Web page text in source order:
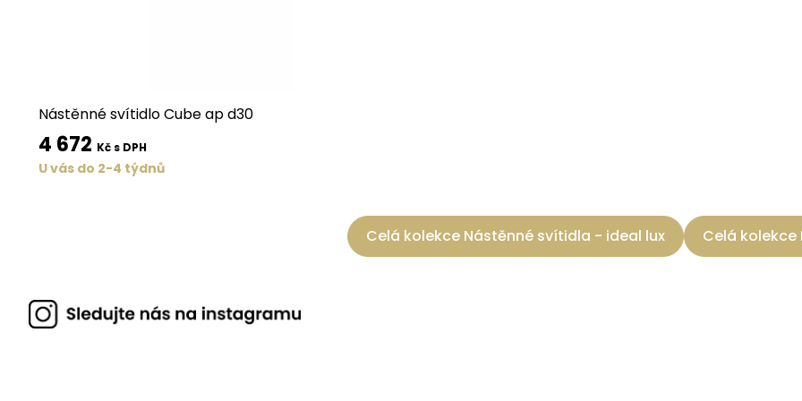
Nástěnné svítidlo Cube ap d30
4 672 Kč s DPH
U vás do 2-4 týdnů
Celá kolekce Nástěnné svítidla - ideal lux Celá kolekce